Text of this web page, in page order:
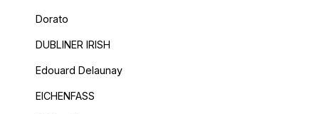
Dorato
DUBLINER IRISH
Edouard Delaunay
EICHENFASS